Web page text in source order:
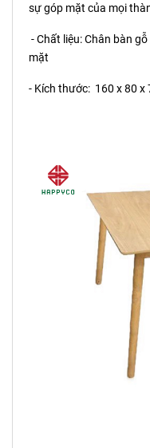
sự góp mặt của mọi
- Chất liệu: Chân bàn
mặt
- Kích thước: 160 x 80 x